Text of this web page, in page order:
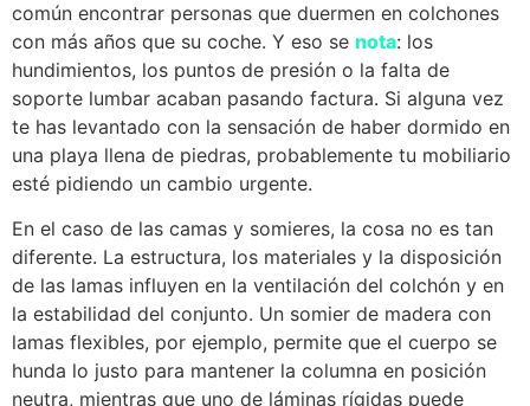
común encontrar personas que duermen en colchones
con más años que su coche. Y eso se nota: los
hundimientos, los puntos de presión o la falta de
soporte lumbar acaban pasando factura. Si alguna vez
te has levantado con la sensación de haber dormido en
una playa llena de piedras, probablemente tu mobiliario
esté pidiendo un cambio urgente.
En el caso de las camas y somieres, la cosa no es tan
diferente. La estructura, los materiales y la disposición
de las lamas influyen en la ventilación del colchón y en
la estabilidad del conjunto. Un somier de madera con
lamas flexibles, por ejemplo, permite que el cuerpo se
hunda lo justo para mantener la columna en posición
neutra, mientras que uno de láminas rígidas puede